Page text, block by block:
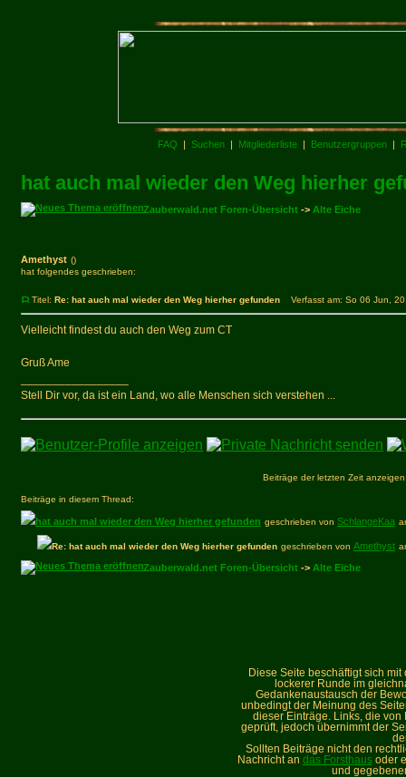
FAQ | Suchen | Mitgliederliste | Benutzergruppen |
hat auch mal wieder den Weg hierher
Zauberwald.net Foren-Übersicht -> Alte Eiche
Amethyst ()
hat folgendes geschrieben:
Titel: Re: hat auch mal wieder den Weg hierher gefunden Verfasst am: So 06 Jun,
Vielleicht findest du auch den Weg zum CT
Gruß Ame
Stell Dir vor, da ist ein Land, wo alle Menschen sich verstehen ...
Beiträge der letzten Zeit
Beiträge in diesem Thread:
hat auch mal wieder den Weg hierher gefunden geschrieben von SchlangeKaa
Re: hat auch mal wieder den Weg hierher gefunden geschrieben von Amethyst
Zauberwald.net Foren-Übersicht -> Alte Eiche
Diese Seite beschäftigt sich
lockerer Runde im
Gedankenaustausch der
unbedingt der Meinung des
dieser Einträge. Links, die
geprüft, jedoch übernimmt der
Sollten Beiträge nicht den
Nachricht an das Forsthausoder
und